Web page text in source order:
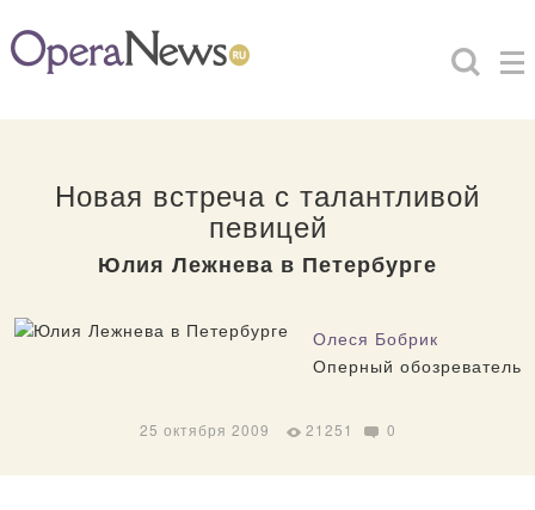
Новая встреча с талантливой
певицей
Юлия Лежнева в Петербурге
Олеся Бобрик
Оперный обозреватель
25 октября 2009 21251 0